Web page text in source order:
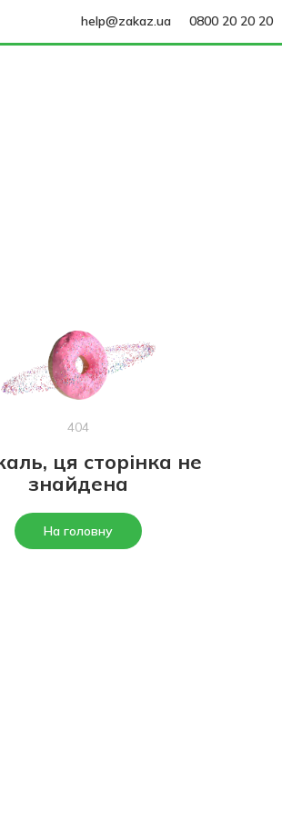
help@zakaz.ua 0800 20 20 20
404
ця сторінка не
знайдена
На головну